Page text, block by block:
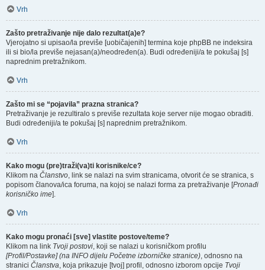
Vrh
Zašto pretraživanje nije dalo rezultat(a)e?
Vjerojatno si upisao/la previše [uobičajenih] termina koje phpBB ne indeksira
ili si bio/la previše nejasan(a)/neodređen(a). Budi određeniji/a te pokušaj [s]
naprednim pretražnikom.
Vrh
Zašto mi se “pojavila” prazna stranica?
Pretraživanje je rezultiralo s previše rezultata koje server nije mogao obraditi.
Budi određeniji/a te pokušaj [s] naprednim pretražnikom.
Vrh
Kako mogu (pre)traži(va)ti korisnike/ce?
Klikom na Članstvo, link se nalazi na svim stranicama, otvorit će se stranica, s
popisom članova/ica foruma, na kojoj se nalazi forma za pretraživanje [Pronađi
korisničko ime].
Vrh
Kako mogu pronaći [sve] vlastite postove/teme?
Klikom na link Tvoji postovi, koji se nalazi u korisničkom profilu
[Profil/Postavke] (na INFO dijelu Početne izborničke stranice), odnosno na
stranici Članstva, koja prikazuje [tvoj] profil, odnosno izborom opcije Tvoji